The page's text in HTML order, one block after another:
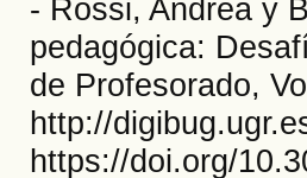
- Rossi, Andrea y
pedagógica:
de Profesorado,
http://
https://doi.org/